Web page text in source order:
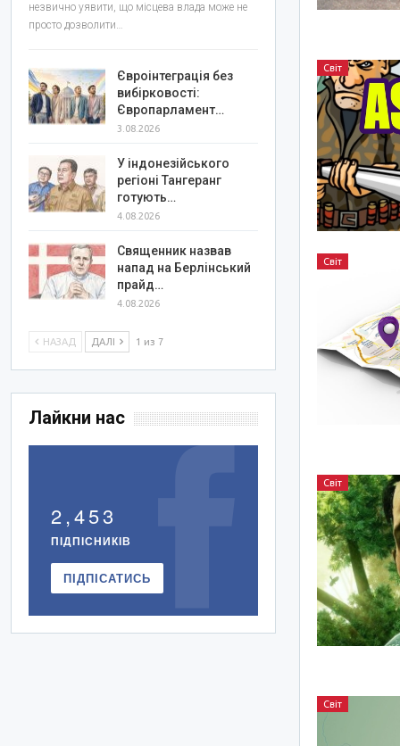
Світ
Світ
Світ
Світ
незвично уявити, що місцева влада може не
просто дозволити…
Євроінтеграція без
вибірковості:
Європарламент…
3.08.2026
У індонезійського
регіоні Тангеранг
готують…
4.08.2026
Священник назвав
напад на Берлінський
прайд…
4.08.2026
НАЗАД ДАЛІ 1 из 7
Лайкни нас
2,453
ПІДПІСНИКІВ
ПІДПІСАТИСЬ